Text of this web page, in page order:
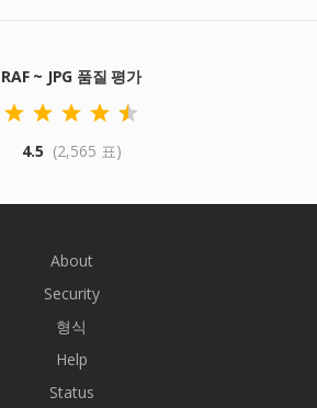
RAF ~ JPG 품질 평가
4.5 (2,565 표)
About
Security
형식
Help
Status